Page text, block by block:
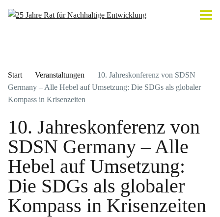
Start Veranstaltungen
10. Jahreskonferenz von SDSN
Germany – Alle Hebel auf Umsetzung: Die SDGs als globaler
Kompass in Krisenzeiten
10. Jahreskonferenz von
SDSN Germany – Alle
Hebel auf Umsetzung:
Die SDGs als globaler
Kompass in Krisenzeiten